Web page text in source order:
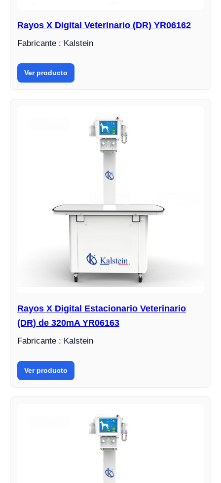
Rayos X Digital Veterinario (DR) YR06162
Fabricante : Kalstein
Ver producto
Rayos X Digital Estacionario Veterinario
(DR) de 320mA YR06163
Fabricante : Kalstein
Ver producto